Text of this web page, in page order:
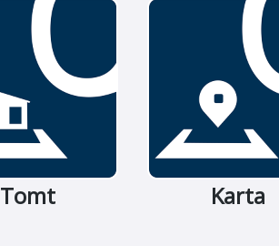
Tomt Karta